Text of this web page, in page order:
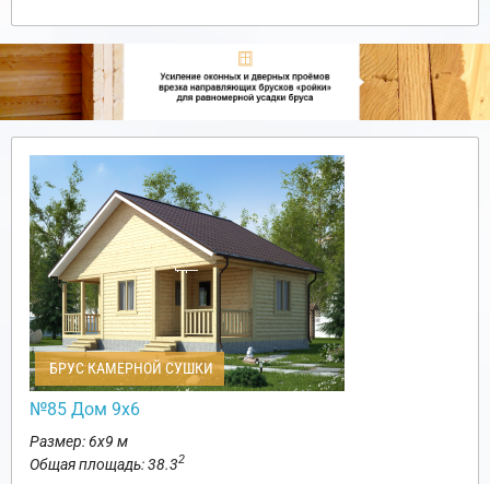
БРУС КАМЕРНОЙ СУШКИ
№85 Дом 9х6
Размер: 6х9 м
Общая площадь: 38.32